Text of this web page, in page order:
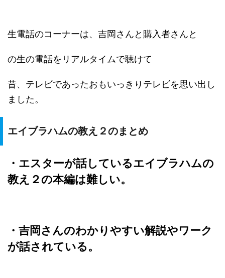
生電話のコーナーは、吉岡さんと購入者さんと
の生の電話をリアルタイムで聴けて
昔、テレビであったおもいっきりテレビを思い出し
ました。
エイブラハムの教え２のまとめ
・エスターが話しているエイブラハムの
教え２の本編は難しい。
・吉岡さんのわかりやすい解説やワーク
が話されている。